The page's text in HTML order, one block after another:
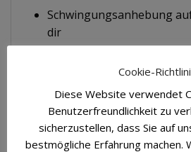
Schwingungsanhebung
dir
auf den tiefen Grund
Sehr gut geeignet für
Veränderung, des
Intiationen im Leben
Cookie-
Diese Website verwendet
Benutzerfreundlichkeit zu
sicherzustellen, dass Sie auf
bestmögliche Erfahrung machen.